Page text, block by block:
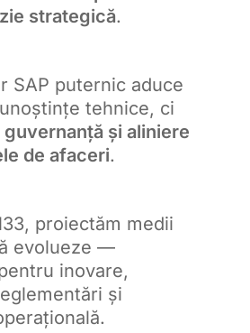
strategică.
SAP puternic aduce
tehnice, ci
și aliniere
de afaceri.
proiectăm medii
evolueze —
inovare,
și